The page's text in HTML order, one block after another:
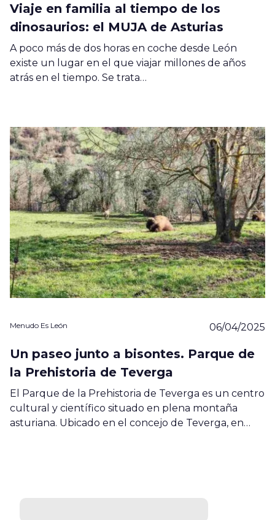
Viaje en familia al tiempo de los
dinosaurios: el MUJA de Asturias
A poco más de dos horas en coche desde León
existe un lugar en el que viajar millones de años
atrás en el tiempo. Se trata…
Menudo Es León 06/04/2025
Un paseo junto a bisontes. Parque de
la Prehistoria de Teverga
El Parque de la Prehistoria de Teverga es un centro
cultural y científico situado en plena montaña
asturiana. Ubicado en el concejo de Teverga, en…